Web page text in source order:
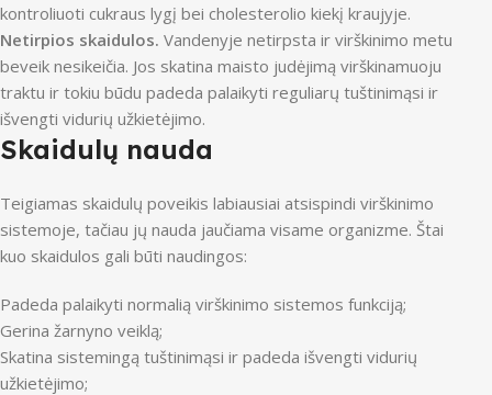
kontroliuoti cukraus lygį bei cholesterolio kiekį kraujyje.
Netirpios skaidulos. Vandenyje netirpsta ir virškinimo metu
beveik nesikeičia. Jos skatina maisto judėjimą virškinamuoju
traktu ir tokiu būdu padeda palaikyti reguliarų tuštinimąsi ir
išvengti vidurių užkietėjimo.
Skaidulų nauda
Teigiamas skaidulų poveikis labiausiai atsispindi virškinimo
sistemoje, tačiau jų nauda jaučiama visame organizme. Štai
kuo skaidulos gali būti naudingos:
Padeda palaikyti normalią virškinimo sistemos funkciją;
Gerina žarnyno veiklą;
Skatina sistemingą tuštinimąsi ir padeda išvengti vidurių
užkietėjimo;